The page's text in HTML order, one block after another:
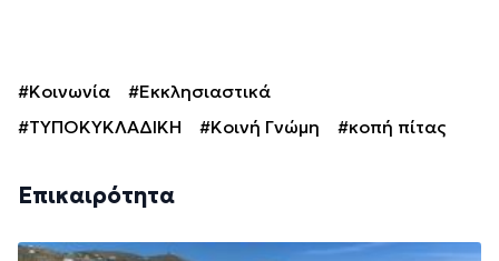
#Κοινωνία
#Εκκλησιαστικά
#ΤΥΠΟΚΥΚΛΑΔΙΚΗ
#Κοινή Γνώμη #κοπή πίτας
Επικαιρότητα